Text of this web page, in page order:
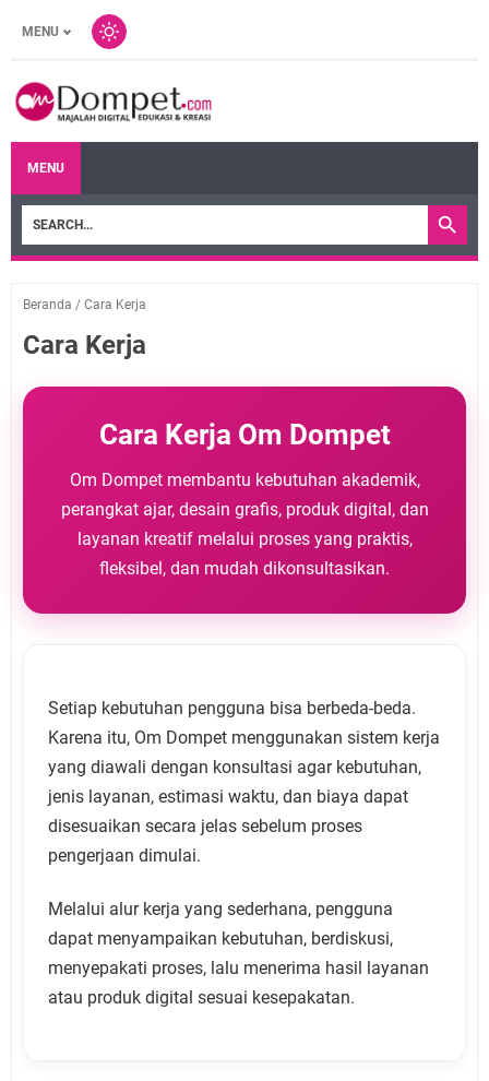
MENU
MENU
Beranda / Cara Kerja
Cara Kerja
Cara Kerja Om Dompet
Om Dompet membantu kebutuhan akademik,
perangkat ajar, desain grafis, produk digital, dan
layanan kreatif melalui proses yang praktis,
fleksibel, dan mudah dikonsultasikan.
Setiap kebutuhan pengguna bisa berbeda-beda.
Karena itu, Om Dompet menggunakan sistem kerja
yang diawali dengan konsultasi agar kebutuhan,
jenis layanan, estimasi waktu, dan biaya dapat
disesuaikan secara jelas sebelum proses
pengerjaan dimulai.
Melalui alur kerja yang sederhana, pengguna
dapat menyampaikan kebutuhan, berdiskusi,
menyepakati proses, lalu menerima hasil layanan
atau produk digital sesuai kesepakatan.